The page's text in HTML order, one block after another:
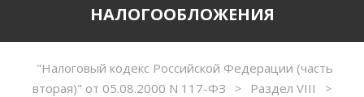
НАЛОГООБЛОЖЕНИЯ
"Налоговый кодекс Российской Федерации (часть
вторая)" от 05.08.2000 N 117-ФЗ
> Раздел VIII >